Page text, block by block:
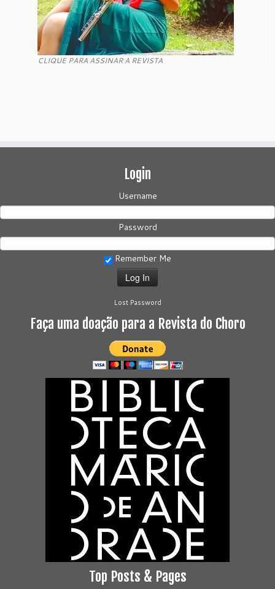
CLIQUE PARA ASSINAR A REVISTA
Login
Username
Password
Remember Me
Lost Password
Faça uma doação para a Revista do Choro
Top Posts & Pages